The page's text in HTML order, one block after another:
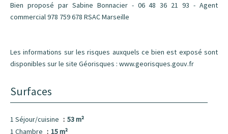
Bien proposé par Sabine Bonnacier - 06 48 36 21 93 - Agent
commercial 978 759 678 RSAC Marseille
Les informations sur les risques auxquels ce bien est exposé sont
disponibles sur le site Géorisques : www.georisques.gouv.fr
Surfaces
1 Séjour/cuisine
53 m²
1 Chambre
15 m²